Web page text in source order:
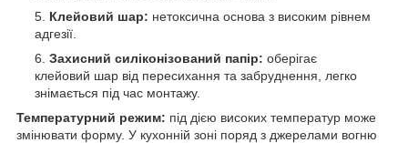
Клейовий шар: нетоксична основа з високим рівнем
адгезії.
Захисний силіконізований папір: оберігає
клейовий шар від пересихання та забруднення, легко
знімається під час монтажу.
Температурний режим: під дією високих температур може
змінювати форму. У кухонній зоні поряд з джерелами вогню